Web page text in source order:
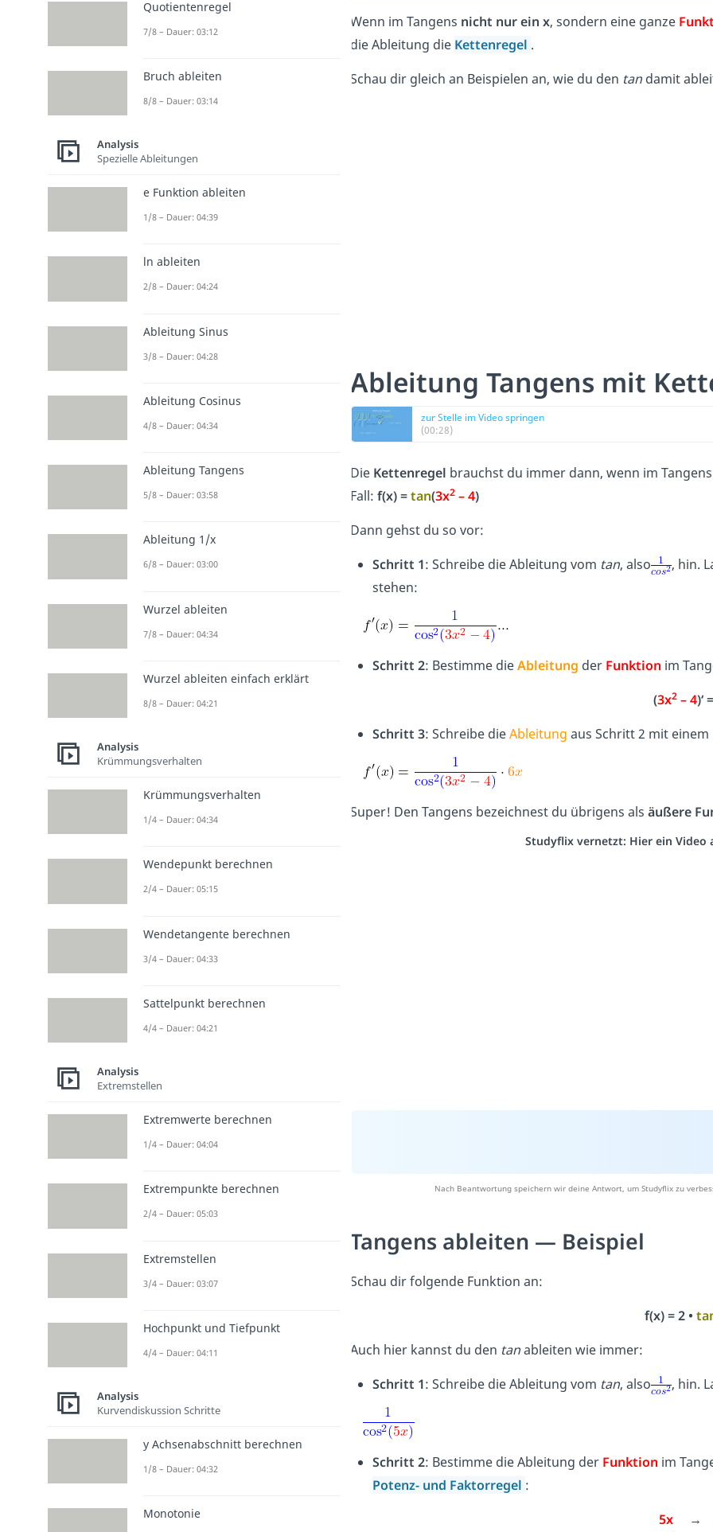
Wenn im Tangens nicht nur ein x, sondern eine ganze
die Ableitung die Kettenregel .
Schau dir gleich an Beispielen an, wie du den tandamit
Ableitung Tangens mit
zur Stelle im Video springen
(00:28)
Die Kettenregel brauchst du immer dann, wenn im Tangens
Fall: f(x) =tan(3x2– 4)
Dann gehst du so vor:
Schritt 1: Schreibe die Ableitung vom tan, also , hin.
stehen:
Schritt 2: Bestimme dieAbleitung der Funktion im
(3x2– 4)‘ =
Schritt 3: Schreibe dieAbleitung aus Schritt 2 mit
Super! Den Tangens bezeichnest du übrigens als äußere
Studyflix vernetzt: Hier ein Video
Nach Beantwortung speichern wir deine Antwort, um Studyflix zu
Tangens ableiten — Beispiel
Schau dir folgende Funktion an:
f(x) = 2 •
Auch hier kannst du den tanableiten wie immer:
Schritt 1: Schreibe die Ableitung vom tan, also , hin.
Schritt 2: Bestimme die Ableitung der Funktion im
Potenz- und Faktorregel :
5x →
Quotientenregel
7/8 – Dauer: 03:12
Bruch ableiten
8/8 – Dauer: 03:14
Analysis
Spezielle Ableitungen
e Funktion ableiten
1/8 – Dauer: 04:39
ln ableiten
2/8 – Dauer: 04:24
Ableitung Sinus
3/8 – Dauer: 04:28
Ableitung Cosinus
4/8 – Dauer: 04:34
Ableitung Tangens
5/8 – Dauer: 03:58
Ableitung 1/x
6/8 – Dauer: 03:00
Wurzel ableiten
7/8 – Dauer: 04:34
Wurzel ableiten einfach erklärt
8/8 – Dauer: 04:21
Analysis
Krümmungsverhalten
Krümmungsverhalten
1/4 – Dauer: 04:34
Wendepunkt berechnen
2/4 – Dauer: 05:15
Wendetangente berechnen
3/4 – Dauer: 04:33
Sattelpunkt berechnen
4/4 – Dauer: 04:21
Analysis
Extremstellen
Extremwerte berechnen
1/4 – Dauer: 04:04
Extrempunkte berechnen
2/4 – Dauer: 05:03
Extremstellen
3/4 – Dauer: 03:07
Hochpunkt und Tiefpunkt
4/4 – Dauer: 04:11
Analysis
Kurvendiskussion Schritte
y Achsenabschnitt berechnen
1/8 – Dauer: 04:32
Monotonie